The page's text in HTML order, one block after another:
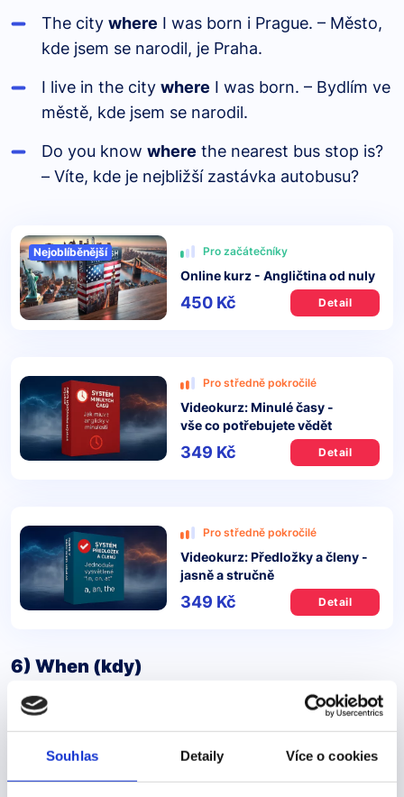
Souhlas Detaily Více o cookies
The city where I was born i Prague. – Město,
kde jsem se narodil, je Praha.
I live in the city where I was born. – Bydlím ve
městě, kde jsem se narodil.
Do you know where the nearest bus stop is?
– Víte, kde je nejbližší zastávka autobusu?
Nejoblíběnější Pro začátečníky
Online kurz - Angličtina od nuly
450 Kč Detail
Pro středně pokročilé
Videokurz: Minulé časy -
vše co potřebujete vědět
349 Kč Detail
Pro středně pokročilé
Videokurz: Předložky a členy -
jasně a stručně
349 Kč Detail
6) When (kdy)
Používá se k vyjádření času.
Příklady: